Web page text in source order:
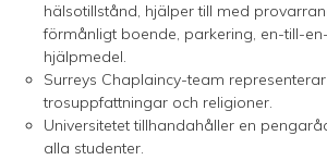
hälsotillstånd, hjälper till med
förmånligt boende, parkering, en-till-
hjälpmedel.
Surreys Chaplaincy-team
trosuppfattningar och religioner.
Universitetet tillhandahåller en
alla studenter.